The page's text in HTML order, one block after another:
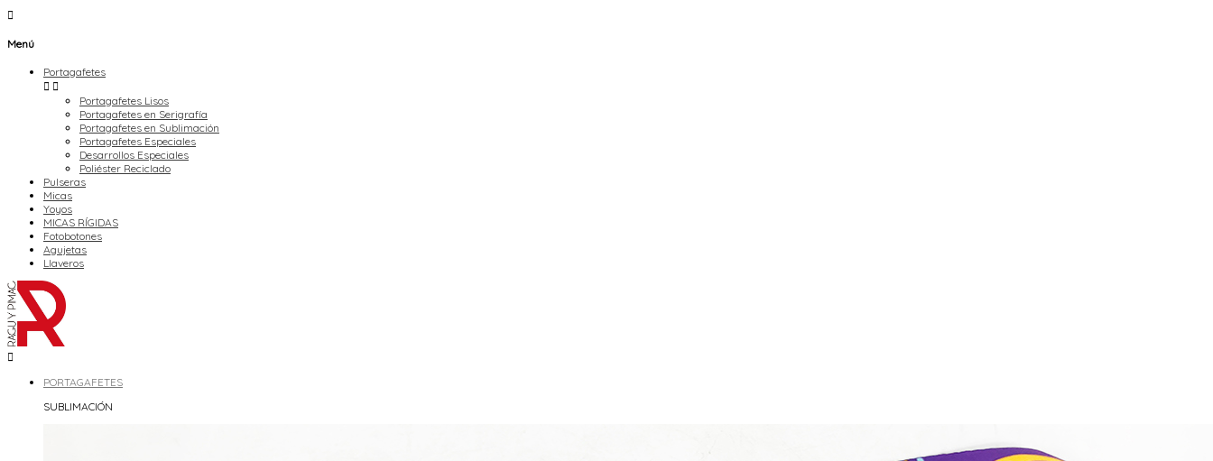

Menú
Portagafetes
 
Portagafetes Lisos
Portagafetes en Serigrafía
Portagafetes en Sublimación
Portagafetes Especiales
Desarrollos Especiales
Poliéster Reciclado
Pulseras
Micas
Yoyos
MICAS RÍGIDAS
Fotobotones
Agujetas
Llaveros

PORTAGAFETES
SUBLIMACIÓN